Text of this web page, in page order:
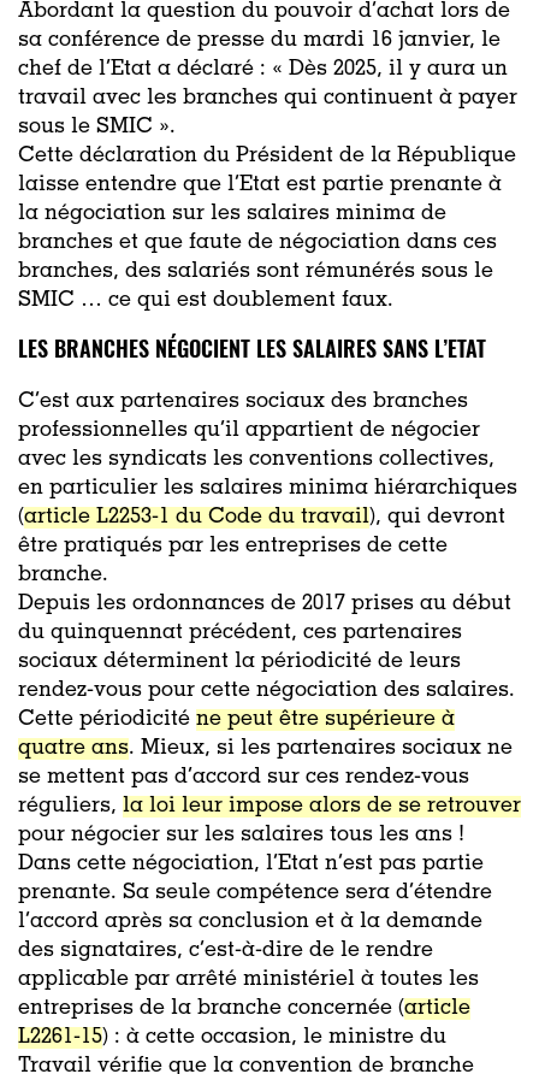
Abordant la question du pouvoir d’achat lors de
sa conférence de presse du mardi 16 janvier, le
chef de l’Etat a déclaré : « Dès 2025, il y aura un
travail avec les branches qui continuent à payer
sous le SMIC ».
Cette déclaration du Président de la République
laisse entendre que l’Etat est partie prenante à
la négociation sur les salaires minima de
branches et que faute de négociation dans ces
branches, des salariés sont rémunérés sous le
SMIC … ce qui est doublement faux.
LES BRANCHES NÉGOCIENT LES SALAIRES SANS L’ETAT
C’est aux partenaires sociaux des branches
professionnelles qu’il appartient de négocier
avec les syndicats les conventions collectives,
en particulier les salaires minima hiérarchiques
(article L2253-1 du Code du travail), qui devront
être pratiqués par les entreprises de cette
branche.
Depuis les ordonnances de 2017 prises au début
du quinquennat précédent, ces partenaires
sociaux déterminent la périodicité de leurs
rendez-vous pour cette négociation des salaires.
Cette périodicité ne peut être supérieure à
quatre ans. Mieux, si les partenaires sociaux ne
se mettent pas d’accord sur ces rendez-vous
réguliers, la loi leur impose alors de se retrouver
pour négocier sur les salaires tous les ans !
Dans cette négociation, l’Etat n’est pas partie
prenante. Sa seule compétence sera d’étendre
l’accord après sa conclusion et à la demande
des signataires, c’est-à-dire de le rendre
applicable par arrêté ministériel à toutes les
entreprises de la branche concernée (article
L2261-15) : à cette occasion, le ministre du
Travail vérifie que la convention de branche